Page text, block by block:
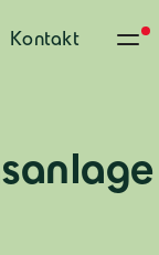
Kontakt